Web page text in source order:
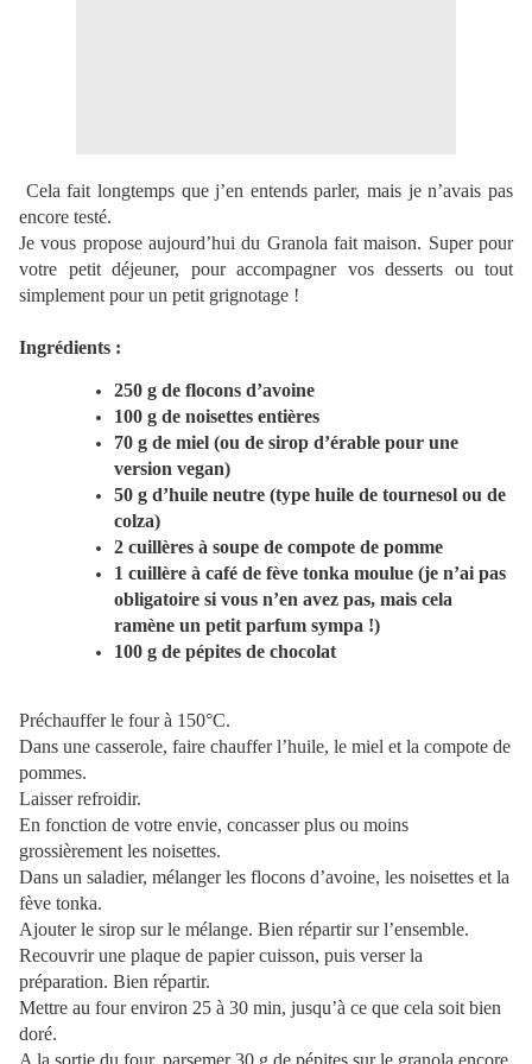
Cela fait longtemps que j’en entends parler, mais je n’avais pas
encore testé.
Je vous propose aujourd’hui du Granola fait maison. Super pour
votre petit déjeuner, pour accompagner vos desserts ou tout
simplement pour un petit grignotage !
Ingrédients :
250 g de flocons d’avoine
100 g de noisettes entières
70 g de miel (ou de sirop d’érable pour une
version vegan)
50 g d’huile neutre (type huile de tournesol ou de
colza)
2 cuillères à soupe de compote de pomme
1 cuillère à café de fève tonka moulue (je n’ai pas
obligatoire si vous n’en avez pas, mais cela
ramène un petit parfum sympa !)
100 g de pépites de chocolat
Préchauffer le four à 150°C.
Dans une casserole, faire chauffer l’huile, le miel et la compote de
pommes.
Laisser refroidir.
En fonction de votre envie, concasser plus ou moins
grossièrement les noisettes.
Dans un saladier, mélanger les flocons d’avoine, les noisettes et la
fève tonka.
Ajouter le sirop sur le mélange. Bien répartir sur l’ensemble.
Recouvrir une plaque de papier cuisson, puis verser la
préparation. Bien répartir.
Mettre au four environ 25 à 30 min, jusqu’à ce que cela soit bien
doré.